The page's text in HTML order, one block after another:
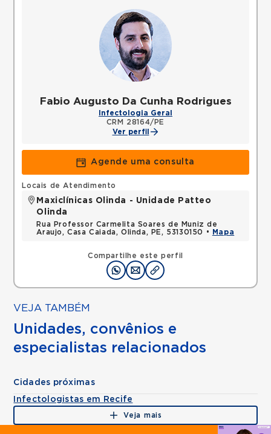
Fabio Augusto Da Cunha Rodrigues
Infectologia Geral
CRM 28164/PE
Ver perfil
Agende uma consulta
Compartilhe este perfil
Locais de Atendimento
Maxiclínicas Olinda - Unidade Patteo
Olinda
Rua Professor Carmelita Soares de Muniz de
Araujo, Casa Caiada, Olinda, PE, 53130150 •
Mapa
VEJA TAMBÉM
Unidades, convênios e
especialistas relacionados
Cidades próximas
Infectologistas em Recife
Veja mais